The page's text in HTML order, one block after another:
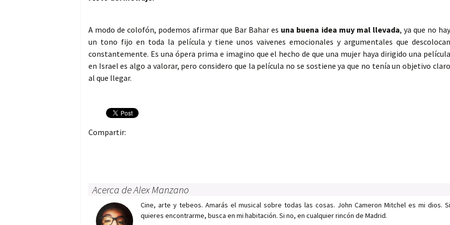
A modo de colofón, podemos afirmar que Bar Bahar es una buena idea muy mal llevada, ya que no hay
un tono fijo en toda la película y tiene unos vaivenes emocionales y argumentales que descolocan
constantemente. Es una ópera prima e imagino que el hecho de que una mujer haya dirigido una película
en Israel es algo a valorar, pero considero que la película no se sostiene ya que no tenía un objetivo claro
al que llegar.
Compartir:
Acerca de Alex Manzano
Cine, arte y tebeos. Amarás el musical sobre todas las cosas. John Cameron Mitchel es mi dios. Si
quieres encontrarme, busca en mi habitación. Si no, en cualquier rincón de Madrid.